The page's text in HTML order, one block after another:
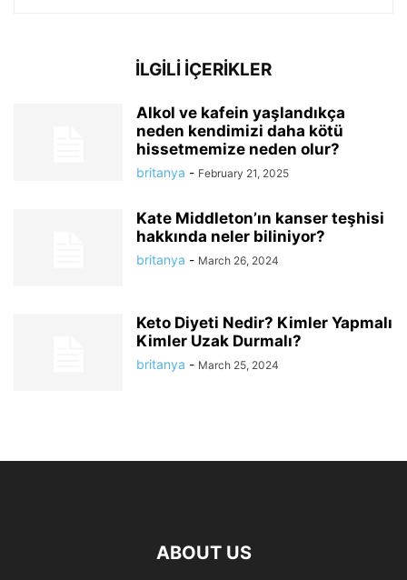
İLGİLİ İÇERİKLER
Alkol ve kafein yaşlandıkça
neden kendimizi daha kötü
hissetmemize neden olur?
britanya - February 21, 2025
Kate Middleton’ın kanser teşhisi
hakkında neler biliniyor?
britanya - March 26, 2024
Keto Diyeti Nedir? Kimler Yapmalı
Kimler Uzak Durmalı?
britanya - March 25, 2024
ABOUT US